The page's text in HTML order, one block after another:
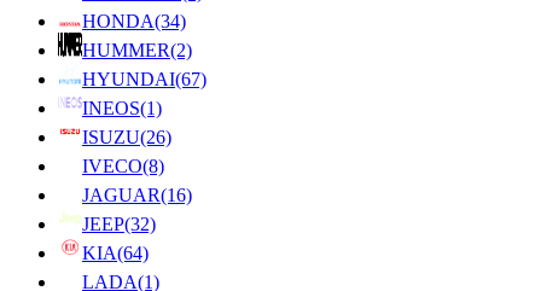
HONDA(34)
HUMMER(2)
HYUNDAI(67)
INEOS(1)
ISUZU(26)
IVECO(8)
JAGUAR(16)
JEEP(32)
KIA(64)
LADA(1)